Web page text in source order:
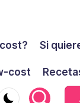
Si
cost